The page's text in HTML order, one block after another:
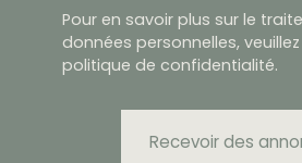
Pour en savoir plus sur le
données personnelles,
politique de confidentialité.
Recevoir des